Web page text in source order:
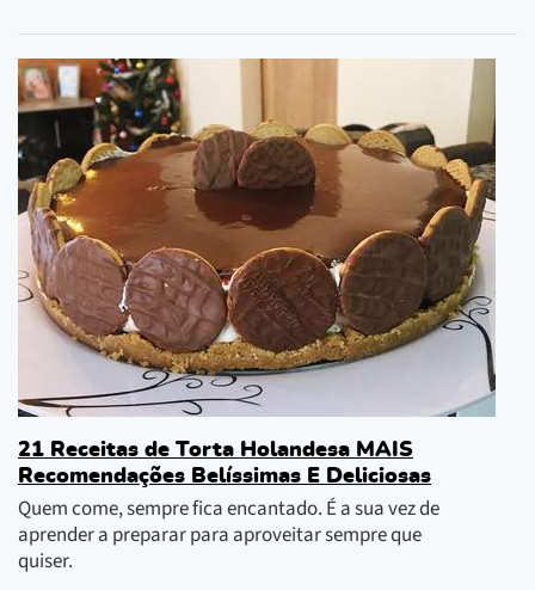
21 Receitas de Torta Holandesa MAIS
Recomendações Belíssimas E Deliciosas
Quem come, sempre fica encantado. É a sua vez de
aprender a preparar para aproveitar sempre que
quiser.